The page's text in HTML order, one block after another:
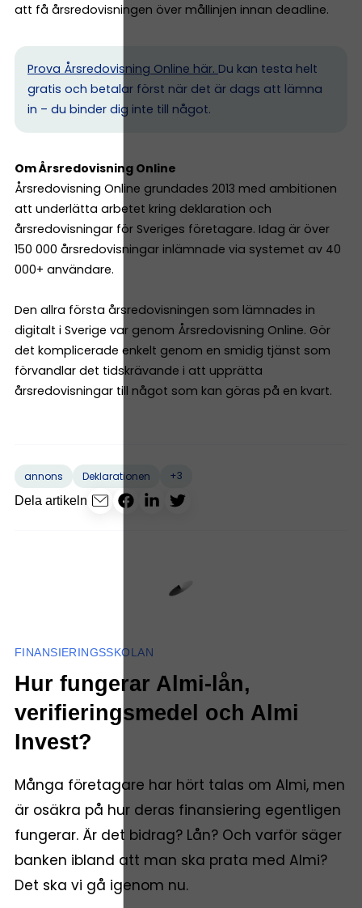
att få årsredovisningen över mållinjen innan deadline.
Prova Årsredovisning Online här. Du kan testa helt
gratis och betalar först när det är dags att lämna
in – du binder dig inte till något.
Om Årsredovisning Online
Årsredovisning Online grundades 2013 med ambitionen
att underlätta arbetet kring deklaration och
årsredovisningar för Sveriges företagare. Idag är över
150 000 årsredovisningar inlämnade via systemet av 40
000+ användare.
Den allra första årsredovisningen som lämnades in
digitalt i Sverige var genom Årsredovisning Online. Gör
det komplicerade enkelt genom en smidig tjänst som
förvandlar det tidskrävande i att upprätta
årsredovisningar till något som kan göras på en kvart.
annons Deklarationen
+3
Dela artikeln
FINANSIERINGSSKOLAN
Hur fungerar Almi-lån,
verifieringsmedel och Almi
Invest?
Många företagare har hört talas om Almi, men
är osäkra på hur deras finansiering egentligen
fungerar. Är det bidrag? Lån? Och varför säger
banken ibland att man ska prata med Almi?
Det ska vi gå igenom nu.